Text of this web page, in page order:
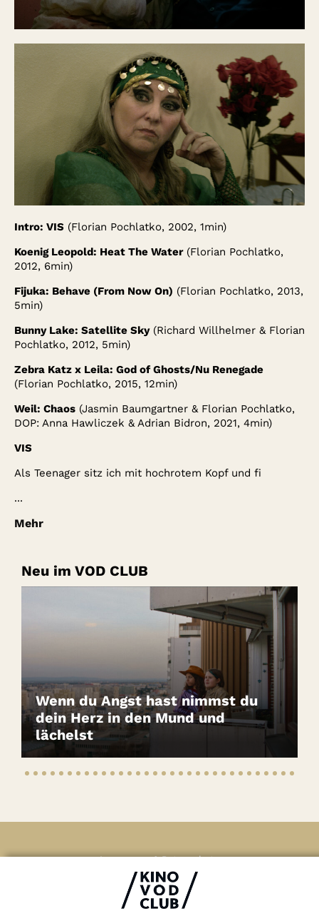
Intro: VIS (Florian Pochlatko, 2002, 1min)
Koenig Leopold: Heat The Water(Florian Pochlatko,
2012, 6min)
Fijuka: Behave (From Now On) (Florian Pochlatko, 2013,
5min)
Bunny Lake: Satellite Sky(Richard Willhelmer & Florian
Pochlatko, 2012, 5min)
Zebra Katz x Leila: God of Ghosts/Nu Renegade
(Florian Pochlatko, 2015, 12min)
Weil: Chaos (Jasmin Baumgartner & Florian Pochlatko,
DOP: Anna Hawliczek & Adrian Bidron, 2021, 4min)
VIS
Als Teenager sitz ich mit hochrotem Kopf und fi
...
Mehr
Neu im VOD CLUB
Wenn du Angst hast nimmst du
dein Herz in den Mund und
lächelst
Impressum & Datenschutz
AGB
Kontakt